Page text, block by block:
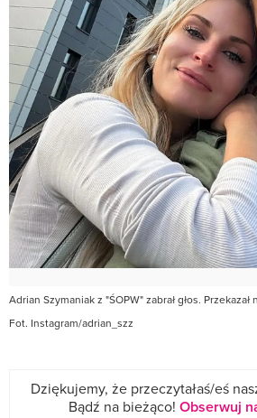
Adrian Szymaniak z "ŚOPW" zabrał głos.
Fot. Instagram/adrian_szz
Dziękujemy, że przeczytałaś/eś
Bądź na bieżąco! Obserwuj